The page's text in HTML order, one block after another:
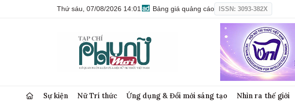
Thứ sáu, 07/08/2026 14:01 Bảng giá quảng cáo ISSN: 3093-382X
Sự kiện Nữ Trí thức Ứng dụng & Đổi mới sáng tạo Nhìn ra thế giới